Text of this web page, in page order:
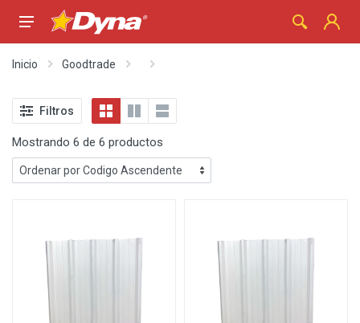
Inicio Goodtrade
Filtros
Mostrando 6 de 6 productos